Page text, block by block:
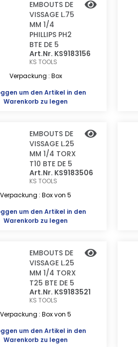
EMBOUTS DE
VISSAGE L.75
MM 1/4
PHILLIPS PH2
BTE DE 5
Art.Nr. KS9183156
KS TOOLS
Verpackung : Box
um den Artikel in den
Warenkorb zu legen
EMBOUTS DE
VISSAGE L.25
MM 1/4 TORX
T10 BTE DE 5
Art.Nr. KS9183506
KS TOOLS
Verpackung : Box von 5
um den Artikel in den
Warenkorb zu legen
EMBOUTS DE
VISSAGE L.25
MM 1/4 TORX
T25 BTE DE 5
Art.Nr. KS9183521
KS TOOLS
Verpackung : Box von 5
um den Artikel in den
Warenkorb zu legen